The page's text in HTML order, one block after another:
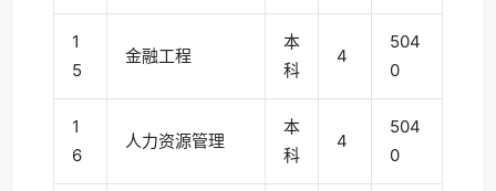
1
5
金融工程
本
科
4
504
0
1
6
人力资源管理
本
科
4
504
0